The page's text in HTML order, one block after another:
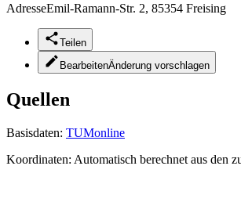
AdresseEmil-Ramann-Str. 2, 85354 Freising
Teilen
BearbeitenÄnderung vorschlagen
Quellen
Basisdaten: TUMonline
Koordinaten: Automatisch berechnet aus den